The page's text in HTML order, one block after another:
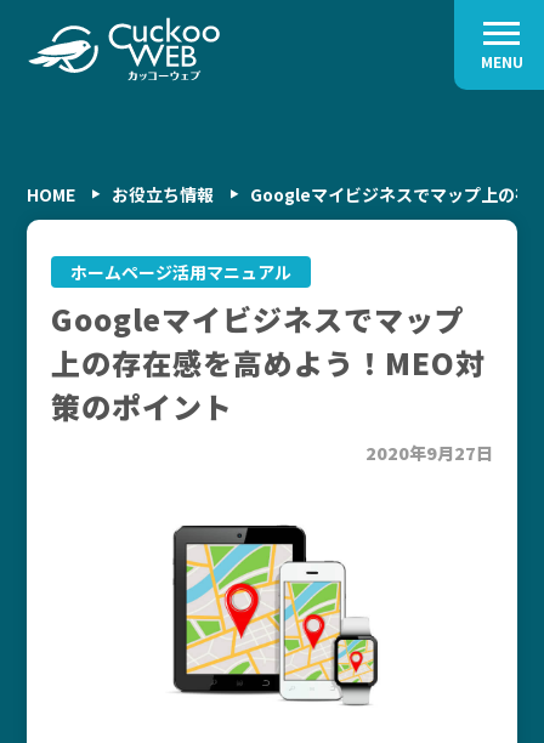
MENU
HOME お役立ち情報 Googleマイビジネスでマップ上の存
ホームページ活用マニュアル
Googleマイビジネスでマップ
上の存在感を高めよう！MEO対
策のポイント
2020年9月27日